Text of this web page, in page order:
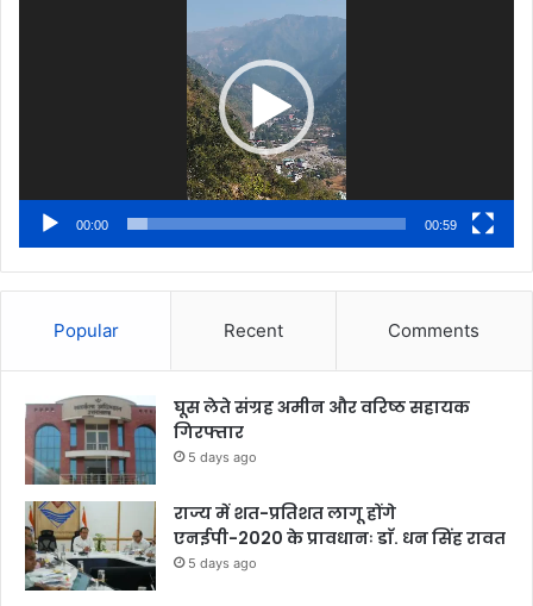
00:00 00:59
Popular Recent Comments
घूस लेते संग्रह अमीन और वरिष्ठ सहायक
गिरफ्तार
5 days ago
राज्य में शत-प्रतिशत लागू होंगे
एनईपी-2020 के प्रावधानः डाॅ. धन सिंह रावत
5 days ago